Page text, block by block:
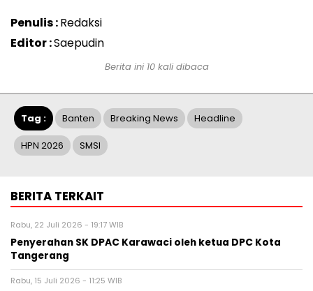
Penulis :Redaksi
Editor :Saepudin
Berita ini 10 kali dibaca
Tag : Banten Breaking News Headline
HPN 2026 SMSI
BERITA TERKAIT
Rabu, 22 Juli 2026 - 19:17 WIB
Penyerahan SK DPAC Karawaci oleh ketua DPC Kota
Tangerang
Rabu, 15 Juli 2026 - 11:25 WIB